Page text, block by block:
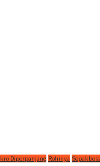
Diperpanjang Rohinya Sepakbola